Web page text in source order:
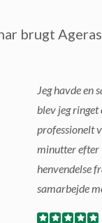
brugt
Jeg havde en
blev jeg ringet
professionelt
minutter efter
henvendelse
samarbejde